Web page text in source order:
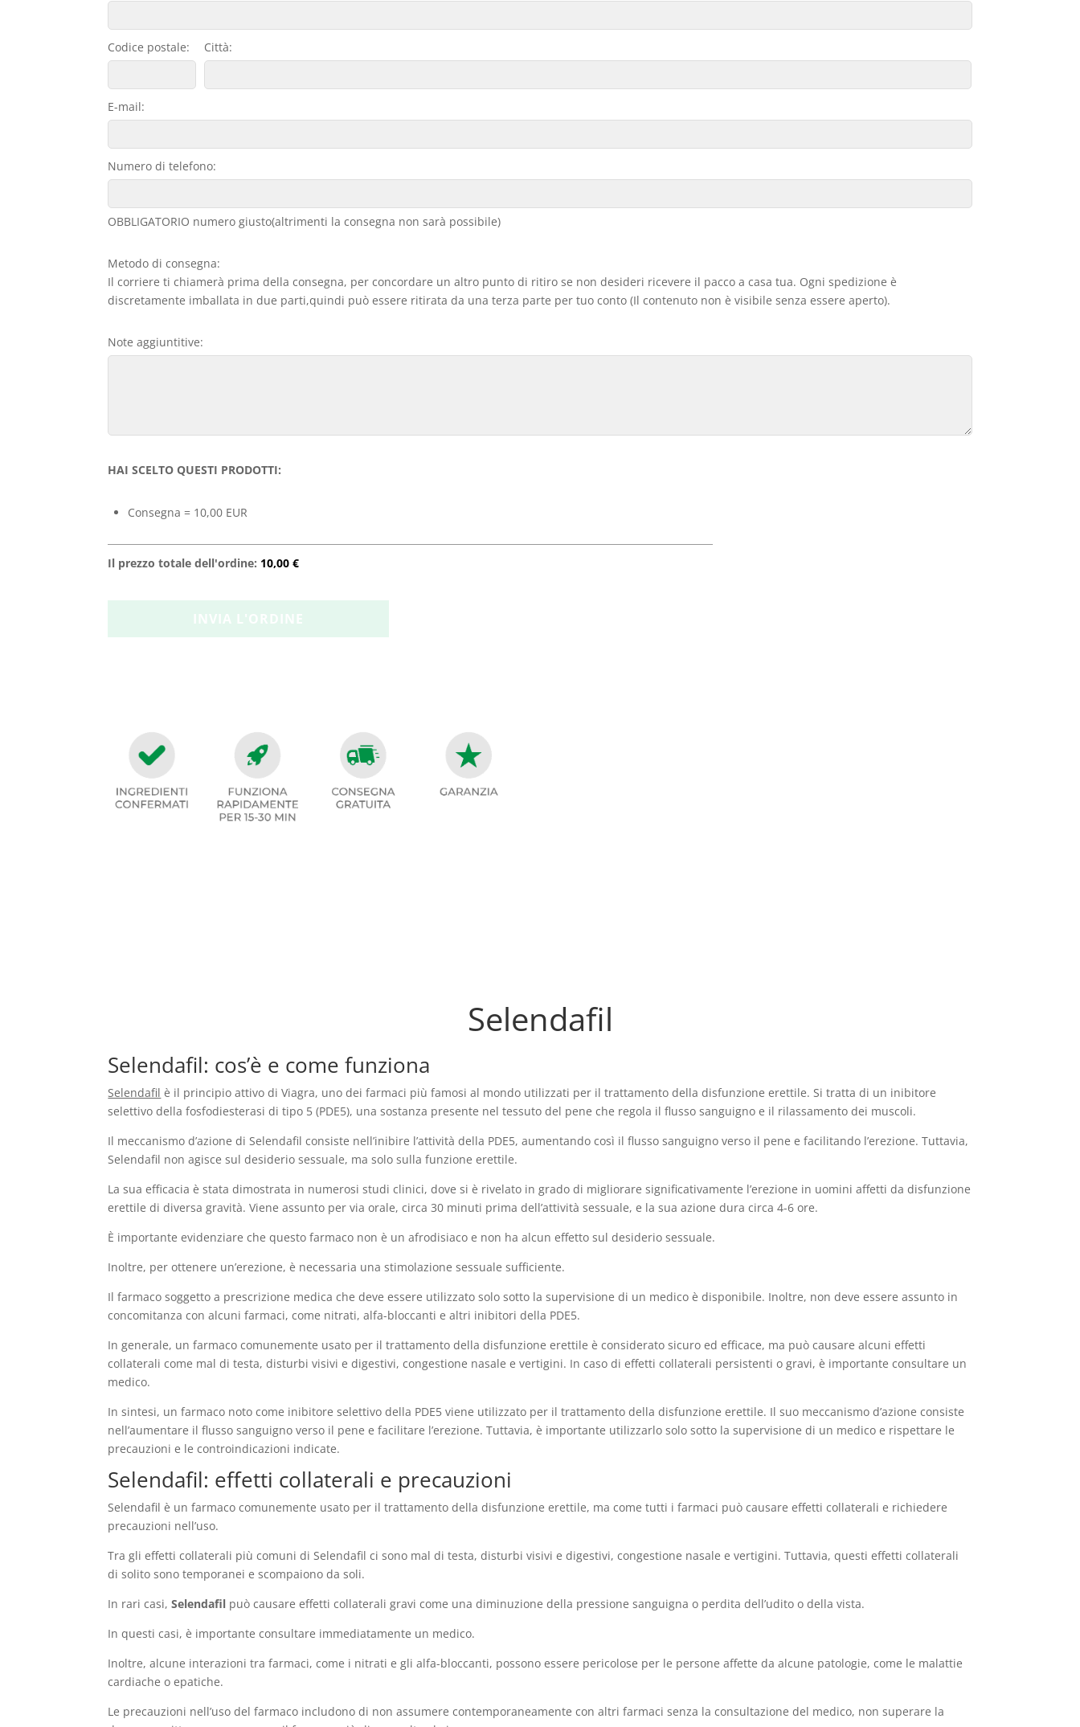
Codice postale: Città:
E-mail:
Numero di telefono:
OBBLIGATORIO numero giusto(altrimenti la consegna non sarà possibile)
Metodo di consegna:
Il corriere ti chiamerà prima della consegna, per concordare un altro punto di ritiro se non desideri ricevere il pacco a casa tua. Ogni spedizione è
discretamente imballata in due parti,quindi può essere ritirata da una terza parte per tuo conto (Il contenuto non è visibile senza essere aperto).
Note aggiuntitive:
HAI SCELTO QUESTI PRODOTTI:
Consegna = 10,00 EUR
Il prezzo totale dell'ordine: 10,00 €
Selendafil
Selendafil: cos’è e come funziona
Selendafil è il principio attivo di Viagra, uno dei farmaci più famosi al mondo utilizzati per il trattamento della disfunzione erettile. Si tratta di un inibitore
selettivo della fosfodiesterasi di tipo 5 (PDE5), una sostanza presente nel tessuto del pene che regola il flusso sanguigno e il rilassamento dei muscoli.
Il meccanismo d’azione di Selendafil consiste nell’inibire l’attività della PDE5, aumentando così il flusso sanguigno verso il pene e facilitando l’erezione. Tuttavia,
Selendafil non agisce sul desiderio sessuale, ma solo sulla funzione erettile.
La sua efficacia è stata dimostrata in numerosi studi clinici, dove si è rivelato in grado di migliorare significativamente l’erezione in uomini affetti da disfunzione
erettile di diversa gravità. Viene assunto per via orale, circa 30 minuti prima dell’attività sessuale, e la sua azione dura circa 4-6 ore.
È importante evidenziare che questo farmaco non è un afrodisiaco e non ha alcun effetto sul desiderio sessuale.
Inoltre, per ottenere un’erezione, è necessaria una stimolazione sessuale sufficiente.
Il farmaco soggetto a prescrizione medica che deve essere utilizzato solo sotto la supervisione di un medico è disponibile. Inoltre, non deve essere assunto in
concomitanza con alcuni farmaci, come nitrati, alfa-bloccanti e altri inibitori della PDE5.
In generale, un farmaco comunemente usato per il trattamento della disfunzione erettile è considerato sicuro ed efficace, ma può causare alcuni effetti
collaterali come mal di testa, disturbi visivi e digestivi, congestione nasale e vertigini. In caso di effetti collaterali persistenti o gravi, è importante consultare un
medico.
In sintesi, un farmaco noto come inibitore selettivo della PDE5 viene utilizzato per il trattamento della disfunzione erettile. Il suo meccanismo d’azione consiste
nell’aumentare il flusso sanguigno verso il pene e facilitare l’erezione. Tuttavia, è importante utilizzarlo solo sotto la supervisione di un medico e rispettare le
precauzioni e le controindicazioni indicate.
Selendafil: effetti collaterali e precauzioni
Selendafil è un farmaco comunemente usato per il trattamento della disfunzione erettile, ma come tutti i farmaci può causare effetti collaterali e richiedere
precauzioni nell’uso.
Tra gli effetti collaterali più comuni di Selendafil ci sono mal di testa, disturbi visivi e digestivi, congestione nasale e vertigini. Tuttavia, questi effetti collaterali
di solito sono temporanei e scompaiono da soli.
In rari casi,Selendafil può causare effetti collaterali gravi come una diminuzione della pressione sanguigna o perdita dell’udito o della vista.
In questi casi, è importante consultare immediatamente un medico.
Inoltre, alcune interazioni tra farmaci, come i nitrati e gli alfa-bloccanti, possono essere pericolose per le persone affette da alcune patologie, come le malattie
cardiache o epatiche.
Le precauzioni nell’uso del farmaco includono di non assumere contemporaneamente con altri farmaci senza la consultazione del medico, non superare la